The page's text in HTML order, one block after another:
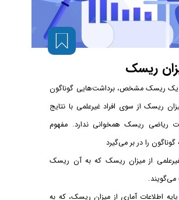
ریسک
یک ریسک مشخص، برداشت‌هایی گوناگون
ریسک از سوی افراد غیرعلمی با نتایج
ریاضی ریسک همخوانی ندارد. مفهوم
را در بر می‌گیرد
غیرعلمی از میزان ریسک که به آن ریسک
پایه اطلاعات آماری از میزان ریسک، که به